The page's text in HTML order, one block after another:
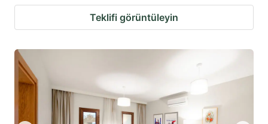
Teklifi görüntüleyin